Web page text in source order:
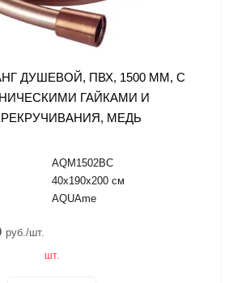
ДУШЕВОЙ, ПВХ, 1500 ММ, С
ГАЙКАМИ И
МЕДЬ
AQM1502BC
40х190х200 см
AQUAme
руб./шт.
шт.